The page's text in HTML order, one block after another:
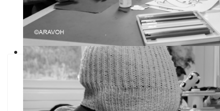
Prochains ateliers enfants